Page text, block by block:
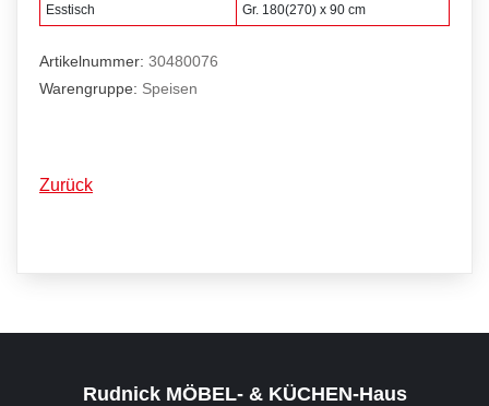
Esstisch Gr. 180(270) x 90 cm
Artikelnummer: 30480076
Warengruppe: Speisen
Zurück
Rudnick MÖBEL- & KÜCHEN-Haus